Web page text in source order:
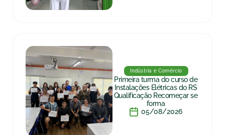
Indústria e Comércio
Primeira turma do curso de
Instalações Elétricas do RS
Qualificação Recomeçar se
forma
05/08/2026